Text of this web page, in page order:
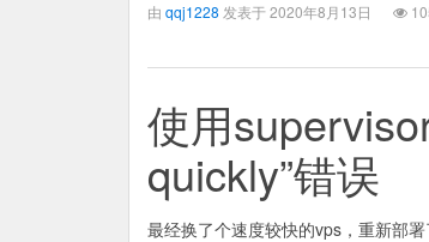
由 qqj1228 发表于 2020年8月13日
使用
quickly”错误
最经换了个速度较快的vps，重新部